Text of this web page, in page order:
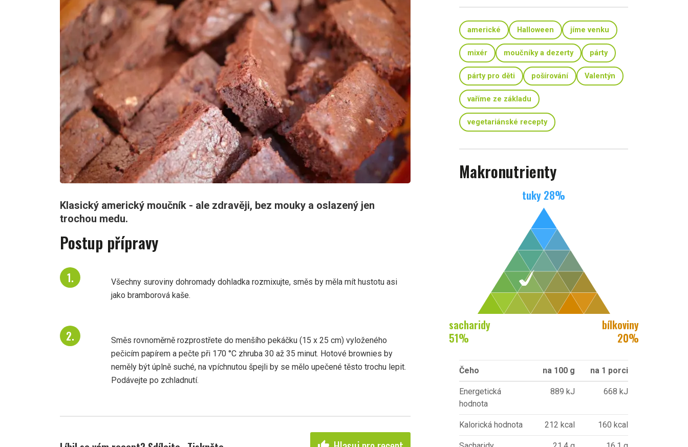
Klasický americký moučník - ale zdravěji, bez mouky a oslazený jen
trochou medu.
Postup přípravy
Všechny suroviny dohromady dohladka rozmixujte, směs by měla mít hustotu asi
jako bramborová kaše.
Směs rovnoměrně rozprostřete do menšího pekáčku (15 x 25 cm) vyloženého
pečicím papírem a pečte při 170 °C zhruba 30 až 35 minut. Hotové brownies by
neměly být úplně suché, na vpíchnutou špejli by se mělo upečené těsto trochu lepit.
Podávejte po zchladnutí.
americké Halloween jíme venku
mixér moučníky a dezerty párty
párty pro děti pošírování Valentýn
vaříme ze základu
vegetariánské recepty
Makronutrienty
tuky 28%
sacharidy
51%
bílkoviny
20%
Čeho na 100 g na 1 porci
Energetická
hodnota
889 kJ 668 kJ
Kalorická hodnota 212 kcal 160 kcal